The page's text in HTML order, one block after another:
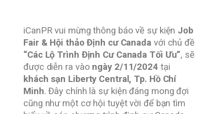
iCanPR vui mừng thông báo về sự kiện Job
Fair & Hội thảo Định cư Canada với chủ đề
“Các Lộ Trình Định Cư Canada Tối Ưu”, sẽ
được diễn ra vào ngày 2/11/2024 tại
khách sạn Liberty Central, Tp. Hồ Chí
Minh. Đây chính là sự kiện đáng mong đợi
cũng như một cơ hội tuyệt vời để bạn tìm